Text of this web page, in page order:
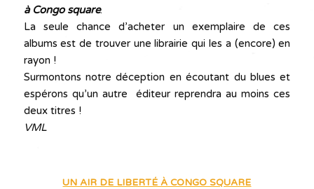
à Congo square.
La seule chance d’acheter un exemplaire de ces
albums est de trouver une librairie qui les a (encore) en
rayon !
Surmontons notre déception en écoutant du blues et
espérons qu’un autre éditeur reprendra au moins ces
deux titres !
VML
UN AIR DE LIBERTÉ À CONGO SQUARE